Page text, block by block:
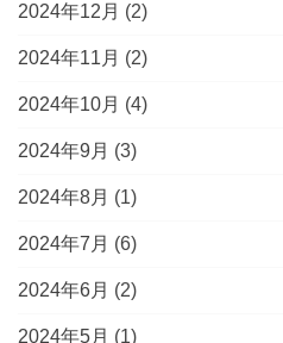
2024年12月 (2)
2024年11月 (2)
2024年10月 (4)
2024年9月 (3)
2024年8月 (1)
2024年7月 (6)
2024年6月 (2)
2024年5月 (1)